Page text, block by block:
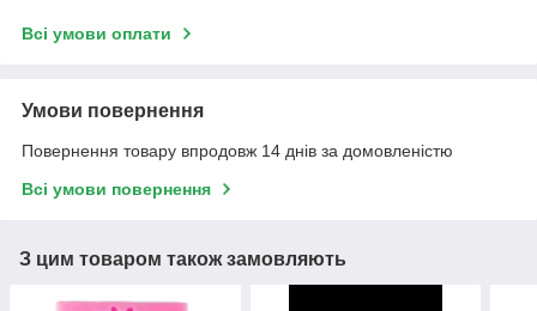
Всі умови оплати
Умови повернення
Повернення товару впродовж 14 днів за домовленістю
Всі умови повернення
З цим товаром також замовляють